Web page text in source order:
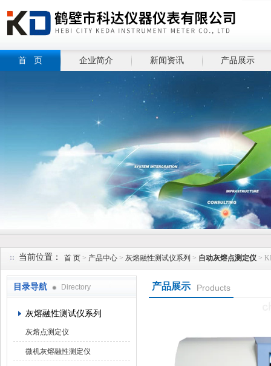
首 页 企业简介 新闻资讯 产品展示
当前位置： 首 页 > 产品中心 > 灰熔融性测试仪系列 > 自动灰熔点测定仪 >
目录导航 Directory
灰熔融性测试仪系列
灰熔点测定仪
微机灰熔融性测定仪
产品展示 Products